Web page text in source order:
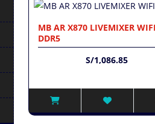
MB AR X870 LIVEMIXER WIFI
DDR5
S/1,086.85